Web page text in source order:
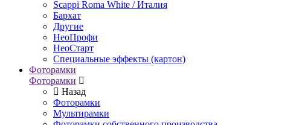
Scappi Roma White / Италия
Бархат
Другие
НеоПрофи
НеоСтарт
Специальные эффекты (картон)
Фоторамки
Фоторамки
Назад
Фоторамки
Мультирамки